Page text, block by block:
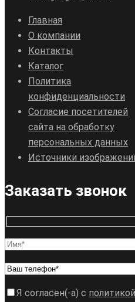
Главная
О компании
Контакты
Каталог
Политика
конфиденциальности
Согласие посетителей
сайта на обработку
персональных данных
Источники
Заказать звонок
Я согласен(-а) с